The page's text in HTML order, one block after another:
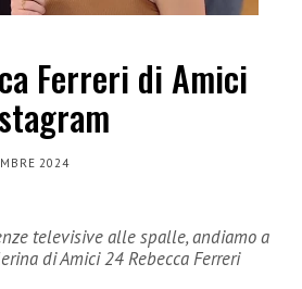
Ferreri di Amici
2024
televisive alle spalle, andiamo a
di Amici 24 Rebecca Ferreri